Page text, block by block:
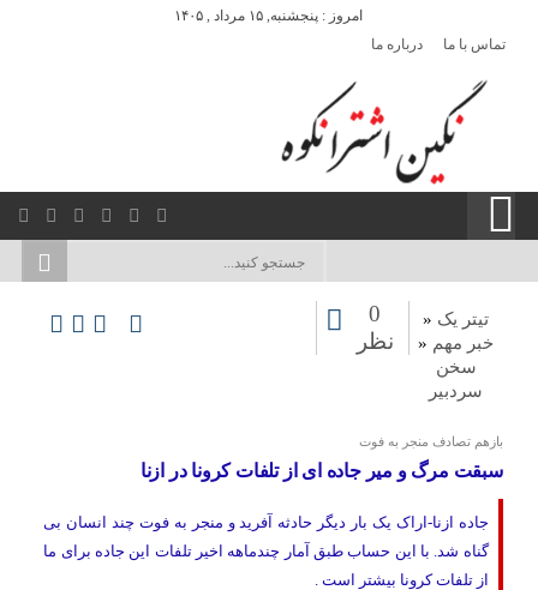
امروز : پنجشنبه, ۱۵ مرداد , ۱۴۰۵
تماس با ما
درباره ما
تیتر یک «
خبر مهم «
سخن
سردبیر
0
نظر
بازهم تصادف منجر به فوت
سبقت مرگ و میر جاده ای از تلفات کرونا در ازنا
جاده ازنا-اراک یک بار دیگر حادثه آفرید و منجر به فوت چند انسان بی
گناه شد. با این حساب طبق آمار چندماهه اخیر تلفات این جاده برای ما
از تلفات کرونا بیشتر است .